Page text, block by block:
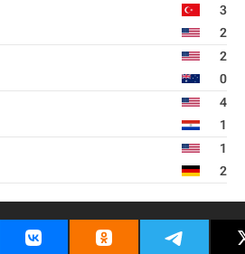
3
2
2
0
4
1
1
2